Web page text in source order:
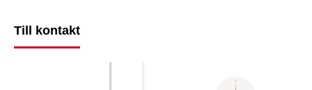
Till kontakt